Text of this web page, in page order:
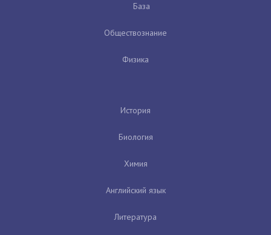
База
Обществознание
Физика
История
Биология
Химия
Английский язык
Литература